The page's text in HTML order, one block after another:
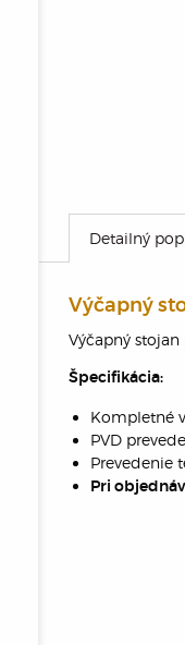
Detailný
Výčapný
Výčapný stojan
Špecifikácia:
Kompletné
PVD
Prevedenie
Pri